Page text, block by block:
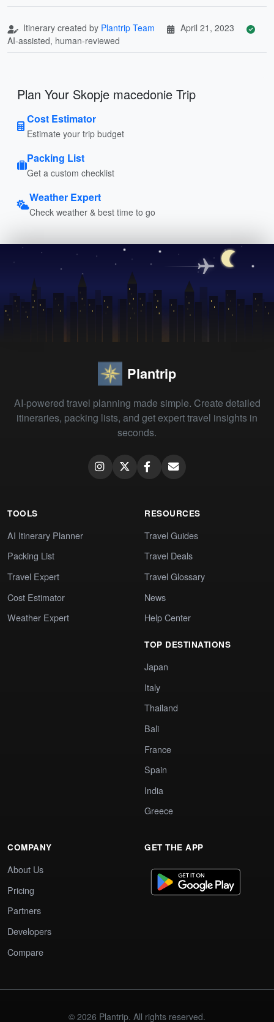
Itinerary created by Plantrip Team
April 21, 2023
AI-assisted, human-reviewed
Plan Your Skopje macedonie Trip
Cost Estimator
Estimate your trip budget
Packing List
Get a custom checklist
Weather Expert
Check weather & best time to go
Plantrip
AI-powered travel planning made simple. Create detailed
itineraries, packing lists, and get expert travel insights in
seconds.
TOOLS
AI Itinerary Planner
Packing List
Travel Expert
Cost Estimator
Weather Expert
RESOURCES
Travel Guides
Travel Deals
Travel Glossary
News
Help Center
TOP DESTINATIONS
Japan
Italy
Thailand
Bali
France
Spain
India
Greece
COMPANY
About Us
Pricing
Partners
Developers
Compare
GET THE APP
© 2026 Plantrip. All rights reserved.